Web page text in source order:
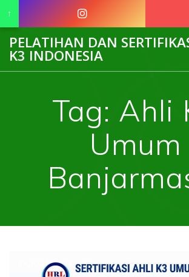
to
PELATIHAN DAN
K3 INDONESIA
Tag: Ahli
Umum
↑